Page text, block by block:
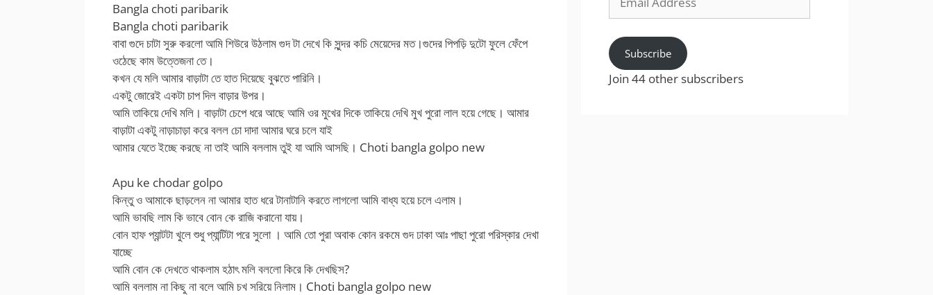
Bangla choti paribarik
Bangla choti paribarik
বাবা গুদে চাটা সুরু করলো আমি শিউরে উঠলাম গুদ টা দেখে কি সুন্দর কচি মেয়েদের মত।গুদের পিপড়ি দুটো ফুলে ফেঁপে
ওঠেছে কাম উত্তেজনা তে।
কখন যে মলি আমার বাড়াটা তে হাত দিয়েছে বুঝতে পারিনি।
একটু জোরেই একটা চাপ দিল বাড়ার উপর।
আমি তাকিয়ে দেখি মলি। বাড়াটা চেপে ধরে আছে আমি ওর মুখের দিকে তাকিয়ে দেখি মুখ পুরো লাল হয়ে গেছে। আমার
বাড়াটা একটু নাড়াচাড়া করে বলল চো দাদা আমার ঘরে চলে যাই
আমার যেতে ইচ্ছে করছে না তাই আমি বললাম তুই যা আমি আসছি। Choti bangla golpo new
Apu ke chodar golpo
কিন্তু ও আমাকে ছাড়লেন না আমার হাত ধরে টানাটানি করতে লাগলো আমি বাধ্য হয়ে চলে এলাম।
আমি ভাবছি লাম কি ভাবে বোন কে রাজি করানো যায়।
বোন হাফ প্যান্টটা খুলে শুধু প্যান্টিটা পরে সুলো । আমি তো পুরা অবাক কোন রকমে গুদ ঢাকা আঃ পাছা পুরো পরিস্কার দেখা
যাচ্ছে
আমি বোন কে দেখতে থাকলাম হঠাৎ মলি বললো কিরে কি দেখছিস?
আমি বললাম না কিছু না বলে আমি চখ সরিয়ে নিলাম। Choti bangla golpo new
Address
Subscribe
Join 44 other subscribers